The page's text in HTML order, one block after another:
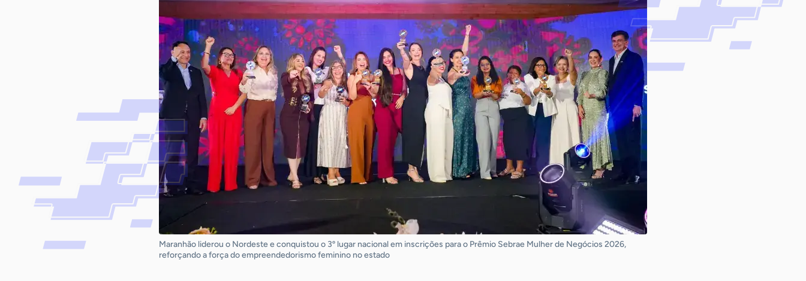
Maranhão liderou o Nordeste e conquistou o 3º lugar nacional em inscrições para o Prêmio Sebrae Mulher de Negócios 2026,
reforçando a força do empreendedorismo feminino no estado